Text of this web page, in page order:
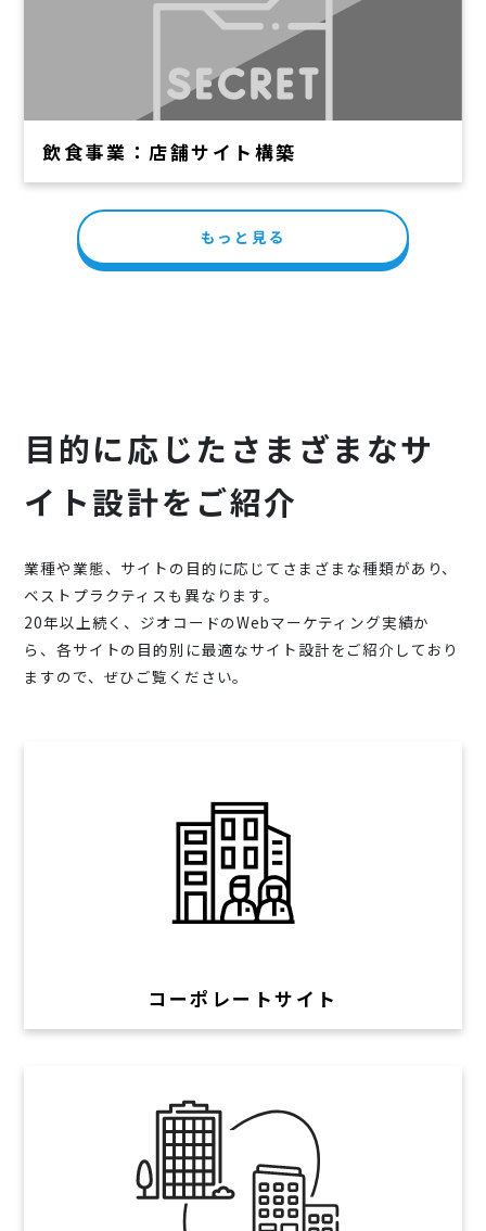
飲食事業：店舗サイト構築
もっと見る
目的に応じたさまざまなサ
イト設計をご紹介
業種や業態、サイトの目的に応じてさまざまな種類があり、
ベストプラクティスも異なります。
20年以上続く、ジオコードのWebマーケティング実績か
ら、各サイトの目的別に最適なサイト設計をご紹介しており
ますので、ぜひご覧ください。
コーポレートサイト